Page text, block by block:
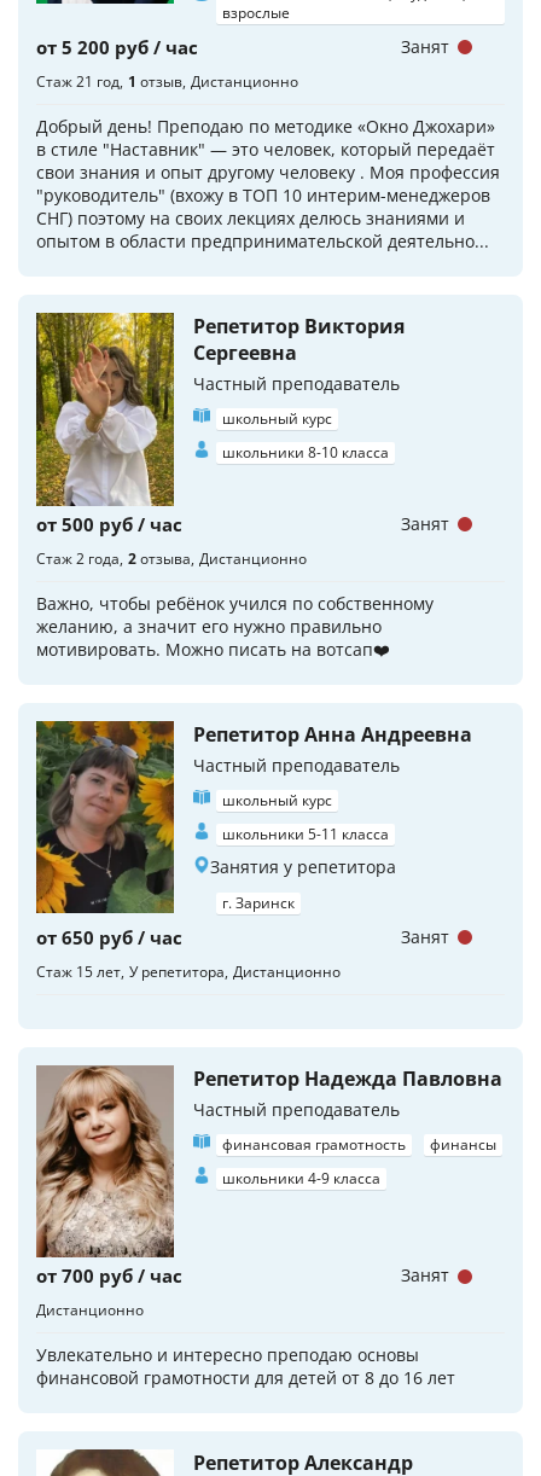
взрослые
от 5 200 руб / час
Стаж 21 год 1 отзыв Дистанционно
Добрый день! Преподаю по методике «Окно Джохари»
в стиле "Наставник" — это человек, который передаёт
свои знания и опыт другому человеку . Моя профессия
"руководитель" (вхожу в ТОП 10 интерим-менеджеров
СНГ) поэтому на своих лекциях делюсь знаниями и
опытом в области предпринимательской деятельно...
Занят
Репетитор Виктория
Сергеевна
Частный преподаватель
школьный курс
школьники 8-10 класса
от 500 руб / час
Стаж 2 года 2отзыва Дистанционно
Важно, чтобы ребёнок учился по собственному
желанию, а значит его нужно правильно
мотивировать. Можно писать на вотсап❤️
Занят
Репетитор Анна Андреевна
Частный преподаватель
школьный курс
школьники 5-11 класса
Занятия у репетитора
г. Заринск
от 650 руб / час
Стаж 15 лет У репетитора Дистанционно
Занят
Репетитор Надежда Павловна
Частный преподаватель
финансовая грамотность
финансы
школьники 4-9 класса
от 700 руб / час
Дистанционно
Увлекательно и интересно преподаю основы
финансовой грамотности для детей от 8 до 16 лет
Занят
Репетитор Александр